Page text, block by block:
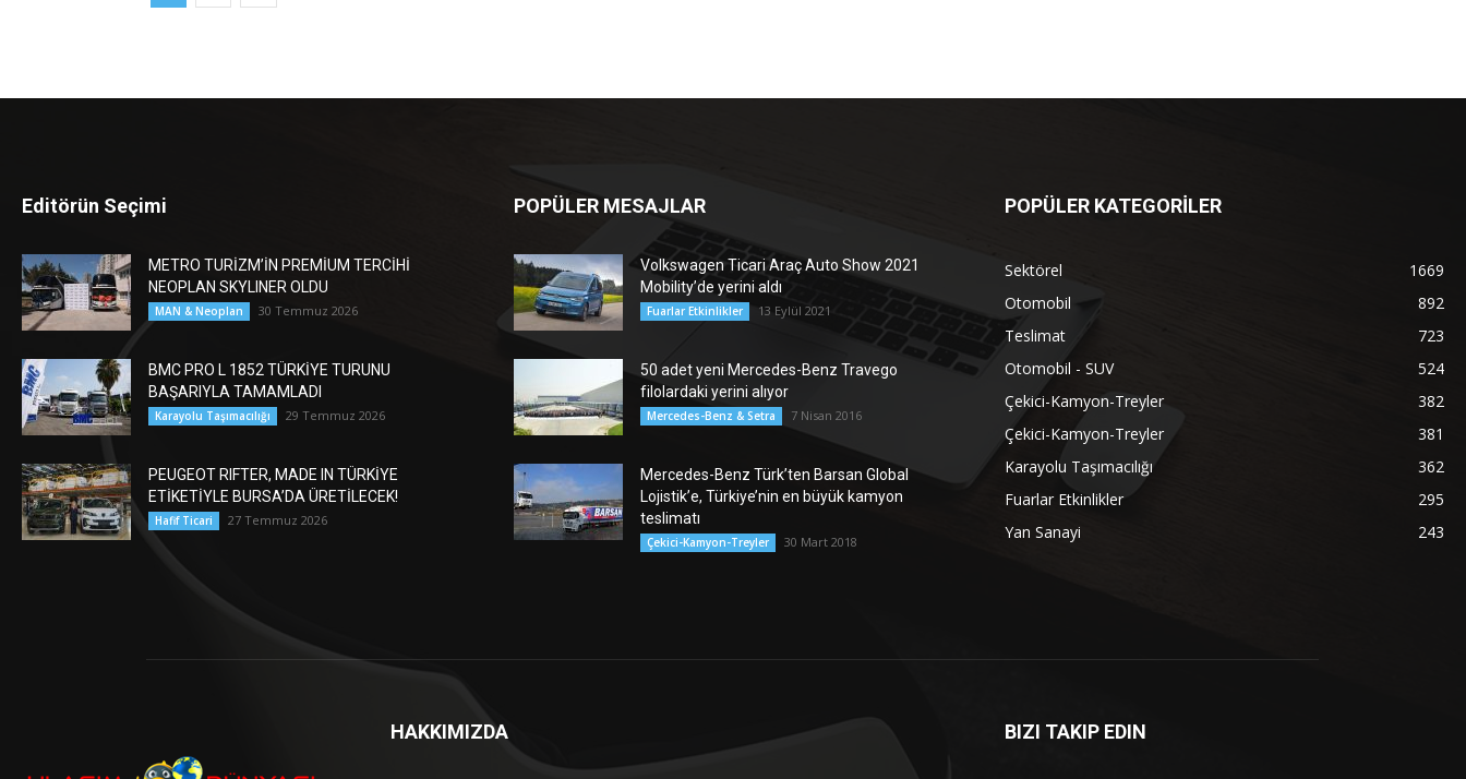
Editörün Seçimi
METRO TURİZM’İN PREMİUM TERCİHİ
NEOPLAN SKYLINER OLDU
MAN & Neoplan 30 Temmuz 2026
BMC PRO L 1852 TÜRKİYE TURUNU
BAŞARIYLA TAMAMLADI
Karayolu Taşımacılığı 29 Temmuz 2026
PEUGEOT RIFTER, MADE IN TÜRKİYE
ETİKETİYLE BURSA’DA ÜRETİLECEK!
Hafif Ticari 27 Temmuz 2026
POPÜLER MESAJLAR
Volkswagen Ticari Araç Auto Show 2021
Mobility’de yerini aldı
Fuarlar Etkinlikler 13 Eylül 2021
50 adet yeni Mercedes-Benz Travego
filolardaki yerini alıyor
Mercedes-Benz & Setra 7 Nisan 2016
Mercedes-Benz Türk’ten Barsan Global
Lojistik’e, Türkiye’nin en büyük kamyon
teslimatı
Çekici-Kamyon-Treyler 30 Mart 2018
POPÜLER KATEGORİLER
Sektörel
1669
Otomobil
892
Teslimat
723
Otomobil - SUV
524
Çekici-Kamyon-Treyler
382
Çekici-Kamyon-Treyler
381
Karayolu Taşımacılığı
362
Fuarlar Etkinlikler
295
Yan Sanayi
243
HAKKIMIZDA BIZI TAKIP EDIN